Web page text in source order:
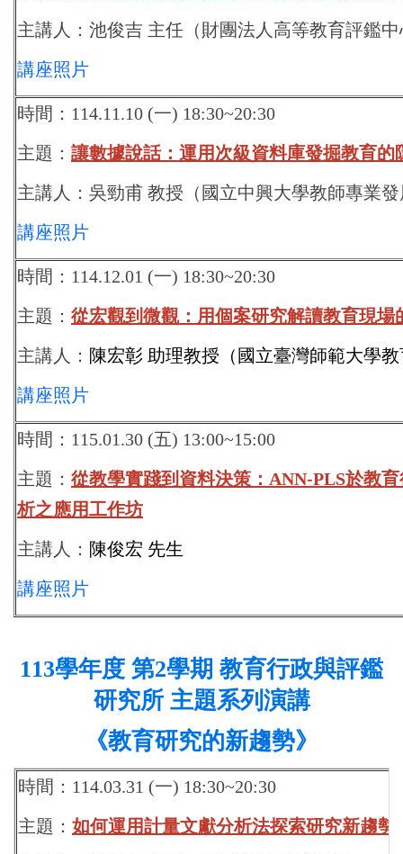
主講人： 池俊吉 主任 （財團法人高等教育評鑑
講座照片
時間：114.11.10 (一) 18:30~20:30
主題： 讓數據說話：運用次級資料庫發掘教育的
主講人： 吳勁甫 教授 （國立中興大學教師專業
講座照片
時間：114.12.01 (一) 18:30~20:30
主題： 從宏觀到微觀：用個案研究解讀教育現場
主講人： 陳宏彰 助理教授 （國立臺灣師範大學
講座照片
時間：115.01.30 (五) 13:00~15:00
主題： 從教學實踐到資料決策：ANN-PLS於教
析之應用工作坊
主講人： 陳俊宏 先生
講座照片
113學年度 第2學期 教育行政與評鑑
研究所 主題系列演講
《教育研究的新趨勢》
時間：114.03.31 (一) 18:30~20:30
主題： 如何運用計量文獻分析法探索研究新趨勢